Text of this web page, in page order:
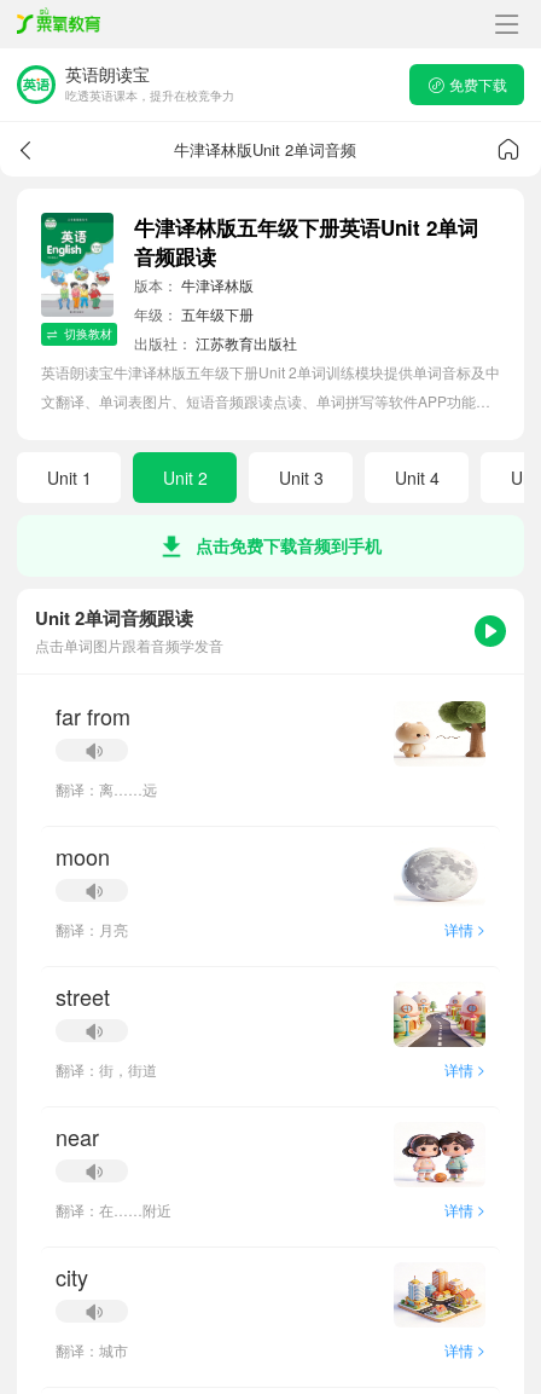
英语朗读宝
吃透英语课本，提升在校竞争力
免费下载
牛津译林版Unit 2单词音频
切换教材
牛津译林版五年级下册英语Unit 2单词
音频跟读
版本： 牛津译林版
年级： 五年级下册
出版社： 江苏教育出版社
英语朗读宝牛津译林版五年级下册Unit 2单词训练模块提供单词音标及中
文翻译、单词表图片、短语音频跟读点读、单词拼写等软件APP功能，
Unit 1 Unit 2 Unit 3 Unit 4
点击免费下载音频到手机
Unit 2单词音频跟读
点击单词图片跟着音频学发音
far from
翻译：离……远
moon
翻译：月亮 详情 >
street
翻译：街，街道 详情 >
near
翻译：在……附近 详情 >
city
翻译：城市 详情 >